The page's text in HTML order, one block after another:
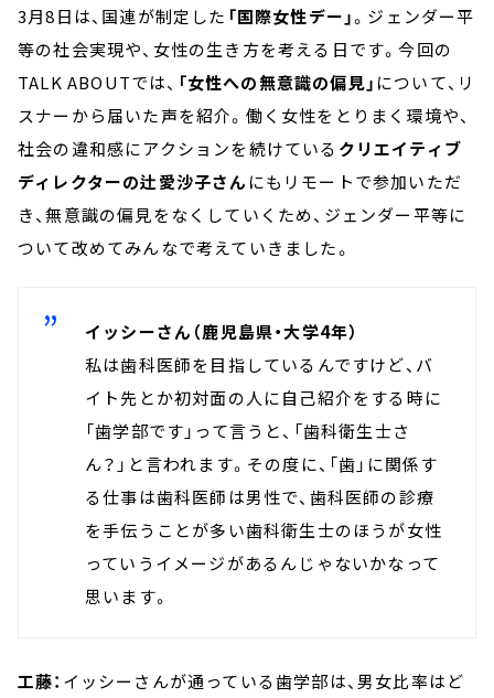
3月8日は、国連が制定した 「国際女性デー」。ジェンダー平
等の社会実現や、女性の生き方を考える日です。今回の
TALK ABOUTでは、 「女性への無意識の偏見」 について、リ
スナーから届いた声を紹介。働く女性をとりまく環境や、
社会の違和感にアクションを続けている クリエイティブ
ディレクターの辻愛沙子さん にもリモートで参加いただ
き、無意識の偏見をなくしていくため、ジェンダー平等に
ついて改めてみんなで考えていきました。
イッシーさん（鹿児島県・大学4年）
私は歯科医師を目指しているんですけど、バ
イト先とか初対面の人に自己紹介をする時に
「歯学部です」って言うと、「歯科衛生士さ
ん？」と言われます。その度に、「歯」に関係す
る仕事は歯科医師は男性で、歯科医師の診療
を手伝うことが多い歯科衛生士のほうが女性
っていうイメージがあるんじゃないかなって
思います。
工藤： イッシーさんが通っている歯学部は、男女比率はど